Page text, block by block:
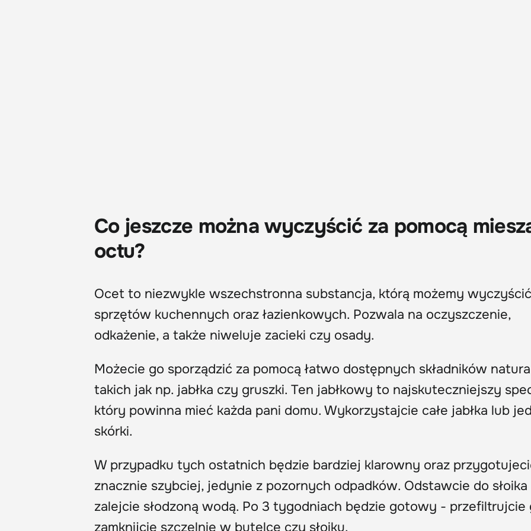
Co jeszcze można wyczyścić za pomocą
octu?
Ocet to niezwykle wszechstronna substancja, którą możemy
sprzętów kuchennych oraz łazienkowych. Pozwala na oczyszczenie,
odkażenie, a także niweluje zacieki czy osady.
Możecie go sporządzić za pomocą łatwo dostępnych składników
takich jak np. jabłka czy gruszki. Ten jabłkowy to najskuteczniejszy
który powinna mieć każda pani domu. Wykorzystajcie całe jabłka lub
skórki.
W przypadku tych ostatnich będzie bardziej klarowny oraz
znacznie szybciej, jedynie z pozornych odpadków. Odstawcie do słoika
zalejcie słodzoną wodą. Po 3 tygodniach będzie gotowy - przefiltrujcie
zamknijcie szczelnie w butelce czy słoiku.